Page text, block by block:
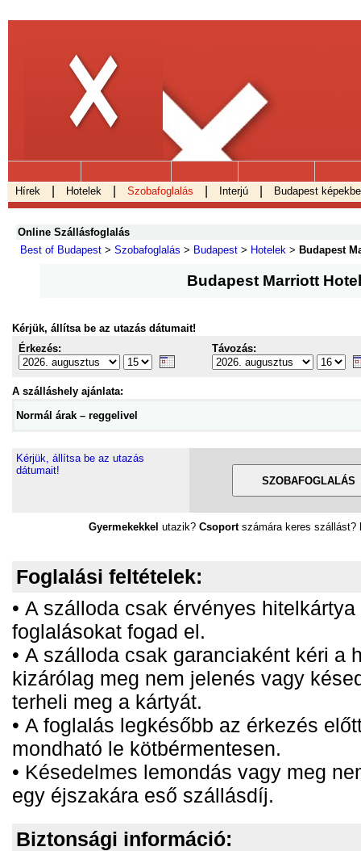
.
Hírek Hotelek Szobafoglalás Interjú Budapest
Online Szállásfoglalás
Best of Budapest > Szobafoglalás > Budapest > Hotelek > Budapest
Budapest Marriott
Kérjük, állítsa be az utazás dátumait!
Érkezés:
Távozás:
A szálláshely ajánlata:
Normál árak – reggelivel
Kérjük, állítsa be az utazás
dátumait!
Gyermekekkel utazik? Csoportszámára keres szállást?
Foglalási feltételek:
• A szálloda csak érvényes
foglalásokat fogad el.
• A szálloda csak garanciaként kéri a
kizárólag meg nem jelenés vagy
terheli meg a kártyát.
• A foglalás legkésőbb az érkezés
mondható le kötbérmentesen.
• Késedelmes lemondás vagy meg
egy éjszakára eső szállásdíj.
Biztonsági információ: